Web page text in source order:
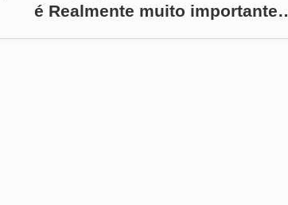
é Realmente muito